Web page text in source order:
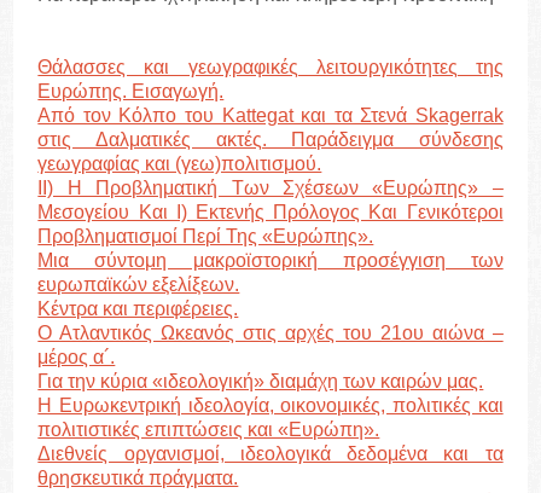
Θάλασσες και γεωγραφικές λειτουργικότητες της
Ευρώπης. Εισαγωγή.
Από τον Κόλπο του Kattegat και τα Στενά Skagerrak
στις Δαλματικές ακτές. Παράδειγμα σύνδεσης
γεωγραφίας και (γεω)πολιτισμού.
II) Η Προβληματική Των Σχέσεων «Ευρώπης» –
Μεσογείου Και I) Εκτενής Πρόλογος Και Γενικότεροι
Προβληματισμοί Περί Της «Ευρώπης».
Μια σύντομη μακροϊστορική προσέγγιση των
ευρωπαϊκών εξελίξεων.
Κέντρα και περιφέρειες.
Ο Ατλαντικός Ωκεανός στις αρχές του 21ου αιώνα –
μέρος α´.
Για την κύρια «ιδεολογική» διαμάχη των καιρών μας.
Η Ευρωκεντρική ιδεολογία, οικονομικές, πολιτικές και
πολιτιστικές επιπτώσεις και «Ευρώπη».
Διεθνείς οργανισμοί, ιδεολογικά δεδομένα και τα
θρησκευτικά πράγματα.